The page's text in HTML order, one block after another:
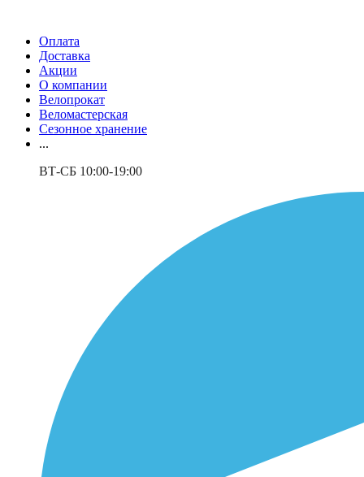
Оплата
Доставка
Акции
О компании
Велопрокат
Веломастерская
Сезонное хранение
...
ВТ-СБ 10:00-19:00